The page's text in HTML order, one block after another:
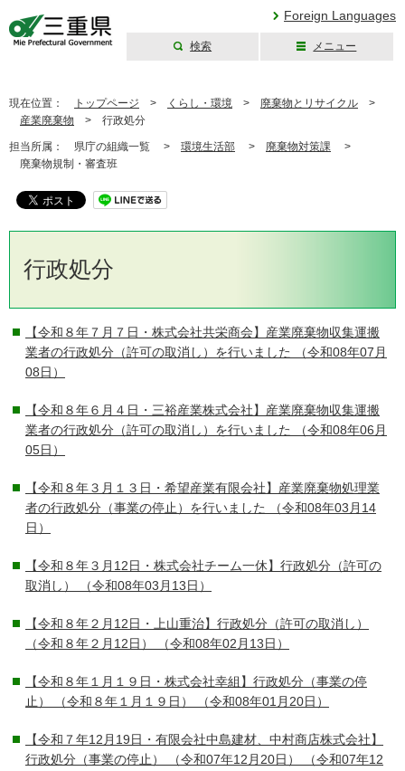
Foreign Languages
検索 メニュー
現在位置： トップページ > くらし・環境 > 廃棄物とリサイクル >
産業廃棄物 > 行政処分
担当所属： 県庁の組織一覧 > 環境生活部 > 廃棄物対策課 >
廃棄物規制・審査班
行政処分
【令和８年７月７日・株式会社共栄商会】産業廃棄物収集運搬
業者の行政処分（許可の取消し）を行いました
（令和08年07月
08日）
【令和８年６月４日・三裕産業株式会社】産業廃棄物収集運搬
業者の行政処分（許可の取消し）を行いました
（令和08年06月
05日）
【令和８年３月１３日・希望産業有限会社】産業廃棄物処理業
者の行政処分（事業の停止）を行いました
（令和08年03月14
日）
【令和８年３月12日・株式会社チーム一休】行政処分（許可の
取消し）
（令和08年03月13日）
【令和８年２月12日・上山重治】行政処分（許可の取消し）
（令和８年２月12日）
（令和08年02月13日）
【令和８年１月１９日・株式会社幸組】行政処分（事業の停
止） （令和８年１月１９日）
（令和08年01月20日）
【令和７年12月19日・有限会社中島建材、中村商店株式会社】
行政処分（事業の停止） （令和07年12月20日）
（令和07年12